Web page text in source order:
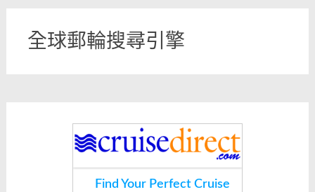
全球郵輪搜尋引擎
Find Your Perfect Cruise